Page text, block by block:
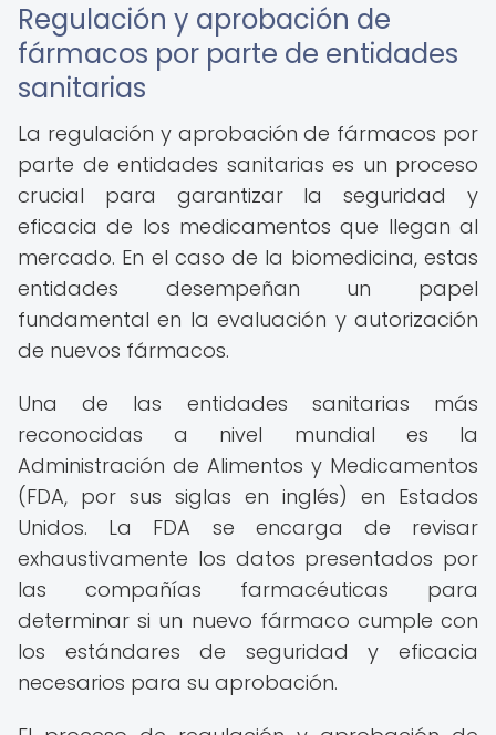
Regulación y aprobación de
fármacos por parte de entidades
sanitarias
La regulación y aprobación de fármacos por
parte de entidades sanitarias es un proceso
crucial para garantizar la seguridad y
eficacia de los medicamentos que llegan al
mercado. En el caso de la biomedicina, estas
entidades desempeñan un papel
fundamental en la evaluación y autorización
de nuevos fármacos.
Una de las entidades sanitarias más
reconocidas a nivel mundial es la
Administración de Alimentos y Medicamentos
(FDA, por sus siglas en inglés) en Estados
Unidos. La FDA se encarga de revisar
exhaustivamente los datos presentados por
las compañías farmacéuticas para
determinar si un nuevo fármaco cumple con
los estándares de seguridad y eficacia
necesarios para su aprobación.